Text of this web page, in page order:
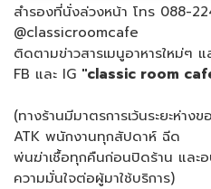
สำรองที่นั่งล่วงหน้า โทร 088-
@classicroomcafe
ติดตามข่าวสารเมนูอาหารใหม่ๆ
FB และ IG "classic room
(ทางร้านมีมาตรการเว้นระยะห่าง
ATK พนักงานทุกสัปดาห์ ฉีด
พ่นฆ่าเชื้อทุกคืนก่อนปิดร้าน และ
ความมั่นใจต่อผู้มาใช้บริการ)